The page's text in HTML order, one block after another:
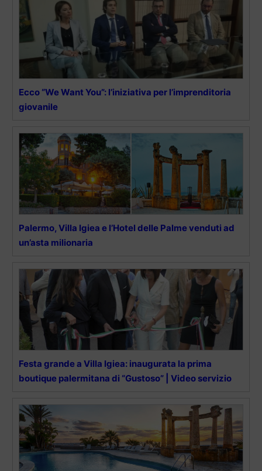
Ecco “We Want You”: l’iniziativa per l’imprenditoria
giovanile
Palermo, Villa Igiea e l’Hotel delle Palme venduti ad
un’asta milionaria
Festa grande a Villa Igiea: inaugurata la prima
boutique palermitana di “Gustoso” | Video servizio